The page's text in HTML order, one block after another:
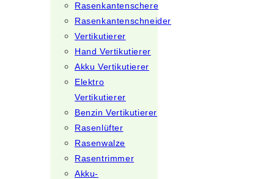
Rasenkantenschere
Rasenkantenschneider
Vertikutierer
Hand Vertikutierer
Akku Vertikutierer
Elektro
Vertikutierer
Benzin Vertikutierer
Rasenlüfter
Rasenwalze
Rasentrimmer
Akku-